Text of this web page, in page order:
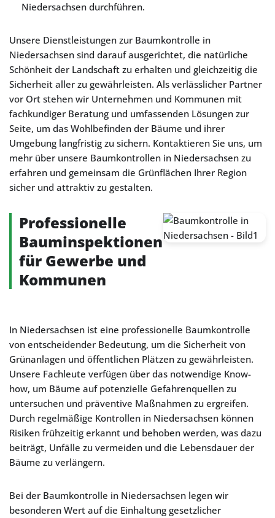
Niedersachsen durchführen.
Unsere Dienstleistungen zur Baumkontrolle in
Niedersachsen sind darauf ausgerichtet, die natürliche
Schönheit der Landschaft zu erhalten und gleichzeitig die
Sicherheit aller zu gewährleisten. Als verlässlicher Partner
vor Ort stehen wir Unternehmen und Kommunen mit
fachkundiger Beratung und umfassenden Lösungen zur
Seite, um das Wohlbefinden der Bäume und ihrer
Umgebung langfristig zu sichern. Kontaktieren Sie uns, um
mehr über unsere Baumkontrollen in Niedersachsen zu
erfahren und gemeinsam die Grünflächen Ihrer Region
sicher und attraktiv zu gestalten.
Professionelle
Bauminspektionen
für Gewerbe und
Kommunen
In Niedersachsen ist eine professionelle Baumkontrolle
von entscheidender Bedeutung, um die Sicherheit von
Grünanlagen und öffentlichen Plätzen zu gewährleisten.
Unsere Fachleute verfügen über das notwendige Know-
how, um Bäume auf potenzielle Gefahrenquellen zu
untersuchen und präventive Maßnahmen zu ergreifen.
Durch regelmäßige Kontrollen in Niedersachsen können
Risiken frühzeitig erkannt und behoben werden, was dazu
beiträgt, Unfälle zu vermeiden und die Lebensdauer der
Bäume zu verlängern.
Bei der Baumkontrolle in Niedersachsen legen wir
besonderen Wert auf die Einhaltung gesetzlicher